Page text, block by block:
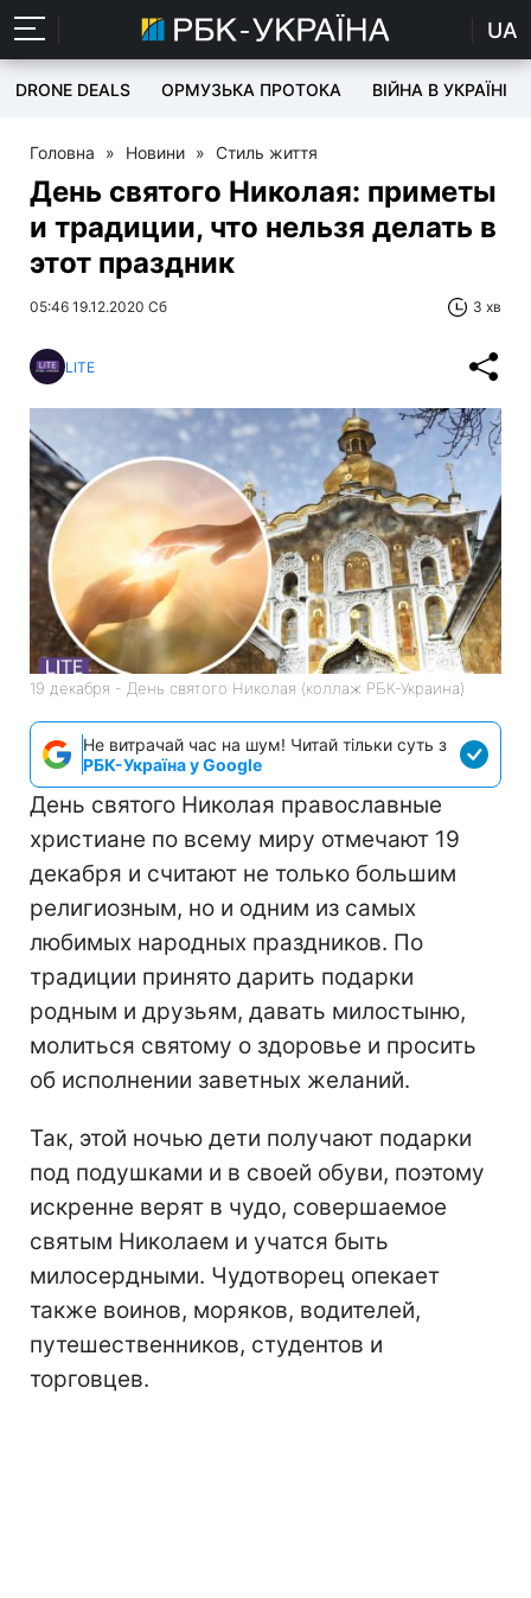
UA
DRONE DEALS ОРМУЗЬКА ПРОТОКА ВІЙНА В УКРАЇНІ
Головна » Новини » Стиль життя
День святого Николая: приметы
и традиции, что нельзя делать в
этот праздник
05:46 19.12.2020 Сб 3 хв
LITE
19 декабря - День святого Николая (коллаж РБК-Украина)
Не витрачай час на шум! Читай тільки суть з
РБК-Україна у Google
День святого Николая православные
христиане по всему миру отмечают 19
декабря и считают не только большим
религиозным, но и одним из самых
любимых народных праздников. По
традиции принято дарить подарки
родным и друзьям, давать милостыню,
молиться святому о здоровье и просить
об исполнении заветных желаний.
Так, этой ночью дети получают подарки
под подушками и в своей обуви, поэтому
искренне верят в чудо, совершаемое
святым Николаем и учатся быть
милосердными. Чудотворец опекает
также воинов, моряков, водителей,
путешественников, студентов и
торговцев.